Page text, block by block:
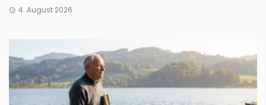
4. August 2026